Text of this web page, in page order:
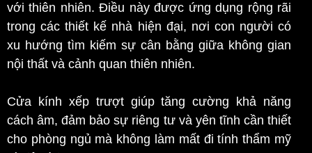
với thiên nhiên. Điều này được ứng dụng rộng rãi
trong các thiết kế nhà hiện đại, nơi con người có
xu hướng tìm kiếm sự cân bằng giữa không gian
nội thất và cảnh quan thiên nhiên.
Cửa kính xếp trượt giúp tăng cường khả năng
cách âm, đảm bảo sự riêng tư và yên tĩnh cần thiết
cho phòng ngủ mà không làm mất đi tính thẩm mỹ